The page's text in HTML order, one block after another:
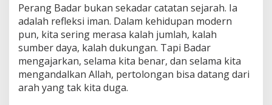
Perang Badar bukan sekadar catatan sejarah. Ia
adalah refleksi iman. Dalam kehidupan modern
pun, kita sering merasa kalah jumlah, kalah
sumber daya, kalah dukungan. Tapi Badar
mengajarkan, selama kita benar, dan selama kita
mengandalkan Allah, pertolongan bisa datang dari
arah yang tak kita duga.